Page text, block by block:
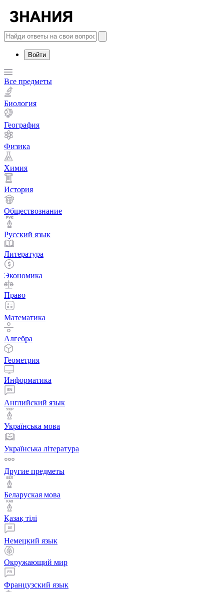
Войти
Все предметы
Биология
География
Физика
Химия
История
Обществознание
Русский язык
Литература
Экономика
Право
Математика
Алгебра
Геометрия
Информатика
Английский язык
Українська мова
Українська література
Другие предметы
Беларуская мова
Қазақ тiлi
Немецкий язык
Окружающий мир
Французский язык